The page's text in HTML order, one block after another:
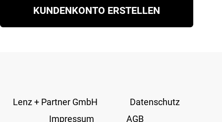
KUNDENKONTO ERSTELLEN
Lenz + Partner GmbH
Datenschutz
Impressum
AGB